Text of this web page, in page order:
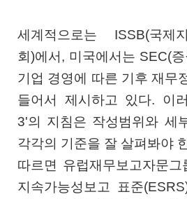
세계적으로는 ISSB(국제
회)에서, 미국에서는 SEC(
기업 경영에 따른 기후 재무
들어서 제시하고 있다. 이
3'의 지침은 작성범위와 세
각각의 기준을 잘 살펴봐야
따르면 유럽재무보고자문
지속가능성보고 표준